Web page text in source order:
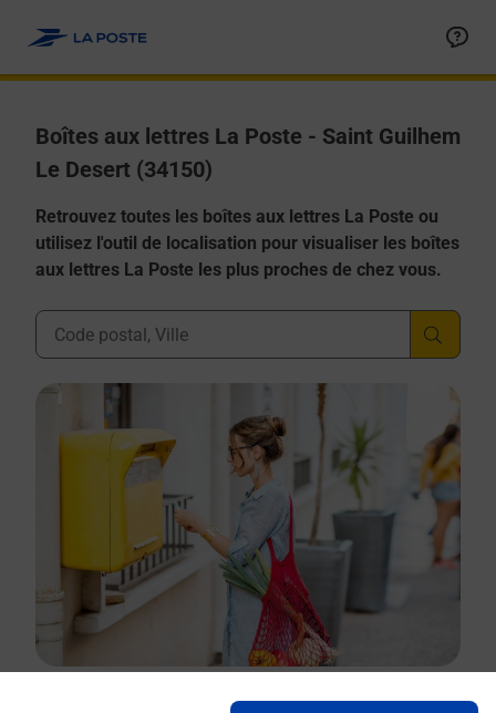
Boîtes aux lettres La Poste - Saint Guilhem
Le Desert (34150)
Retrouvez toutes les boîtes aux lettres La Poste ou
utilisez l'outil de localisation pour visualiser les boîtes
aux lettres La Poste les plus proches de chez vous.
Ville, Département, Code Postal